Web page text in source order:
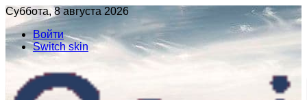
Суббота, 8 августа 2026
Войти
Switch skin